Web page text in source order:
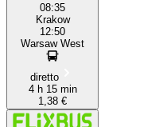
08:35
Krakow
12:50
Warsaw West
diretto
4 h 15 min
1,38 €